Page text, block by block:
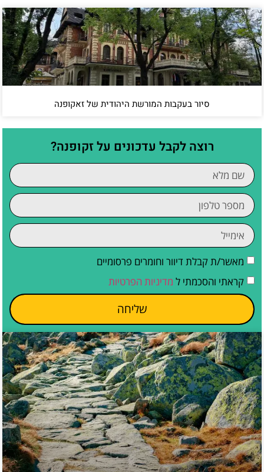
סיור בעקבות המורשת היהודית של זאקופנה
רוצה לקבל עדכונים על זקופנה?
מאשר/ת קבלת דיוור וחומרים פרסומיים
קראתי והסכמתי ל מדיניות הפרטיות
שליחה